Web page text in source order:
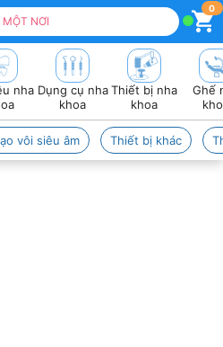
NƠI
0
nha Dụng cụ nha
khoa
Thiết bị nha
khoa
Ghế
vôi siêu âm Thiết bị khác